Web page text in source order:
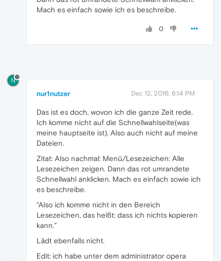
Mach es einfach sowie ich es beschreibe.
0
N
nur1nutzer Dec 12, 2016, 6:14 PM
Das ist es doch, wovon ich die ganze Zeit rede.
Ich komme nicht auf die Schnellwahlseite(was
meine hauptseite ist). Also auch nicht auf meine
Dateien.
Zitat: Also nachmal: Menü/Lesezeichen: Alle
Lesezeichen zeigen. Dann das rot umrandete
Schnellwahl anklicken. Mach es einfach sowie ich
es beschreibe.
"Also ich komme nicht in den Bereich
Lesezeichen, das heißt: dass ich nichts kopieren
kann."
Lädt ebenfalls nicht.
Edit: ich habe unter dem administrator opera